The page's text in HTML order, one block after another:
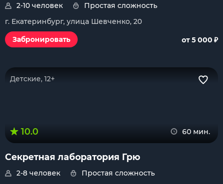
2-10 человек
Простая сложность
г. Екатеринбург, улица Шевченко, 20
Забронировать
от 5 000 ₽
Детские, 12+
10.0 60 мин.
Секретная лаборатория Грю
2-8 человек
Простая сложность